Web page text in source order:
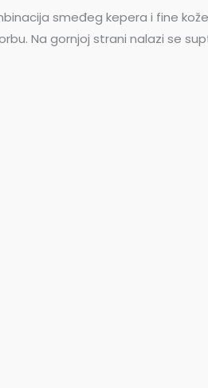
smeđeg kepera i fine
Na gornjoj strani nalazi se